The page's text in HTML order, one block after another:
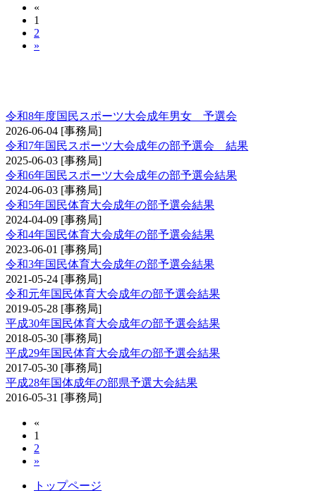
«
1
2
»
令和8年度国民スポーツ大会成年男女 予選会
2026-06-04 [事務局]
令和7年国民スポーツ大会成年の部予選会 結果
2025-06-03 [事務局]
令和6年国民スポーツ大会成年の部予選会結果
2024-06-03 [事務局]
令和5年国民体育大会成年の部予選会結果
2024-04-09 [事務局]
令和4年国民体育大会成年の部予選会結果
2023-06-01 [事務局]
令和3年国民体育大会成年の部予選会結果
2021-05-24 [事務局]
令和元年国民体育大会成年の部予選会結果
2019-05-28 [事務局]
平成30年国民体育大会成年の部予選会結果
2018-05-30 [事務局]
平成29年国民体育大会成年の部予選会結果
2017-05-30 [事務局]
平成28年国体成年の部県予選大会結果
2016-05-31 [事務局]
«
1
2
»
トップページ